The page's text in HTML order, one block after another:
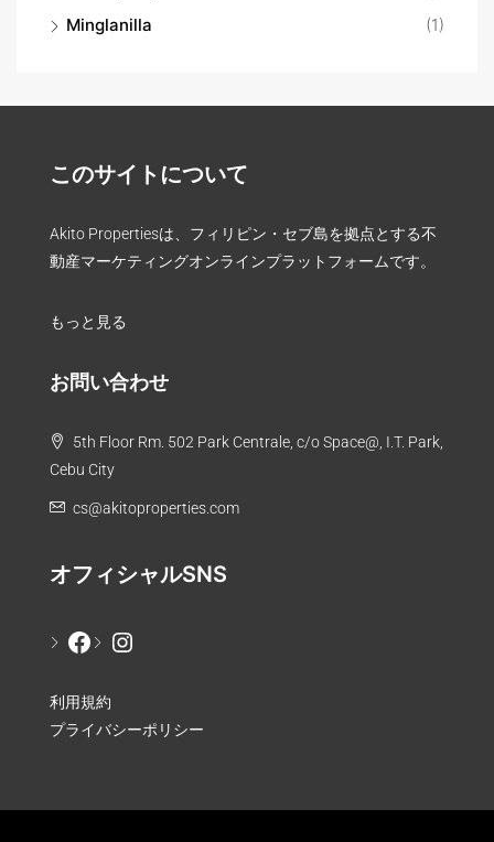
Minglanilla
(1)
このサイトについて
Akito Propertiesは、フィリピン・セブ島を拠点とする不
動産マーケティングオンラインプラットフォームです。
もっと見る
お問い合わせ
5th Floor Rm. 502 Park Centrale, c/o Space@, I.T. Park,
Cebu City
cs@akitoproperties.com
オフィシャルSNS
利用規約
プライバシーポリシー